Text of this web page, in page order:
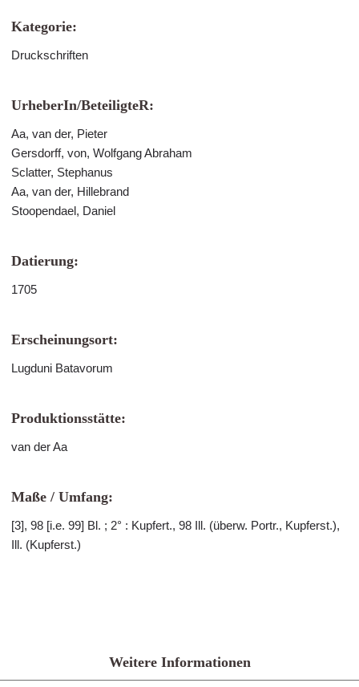
Kategorie:
Druckschriften
UrheberIn/BeteiligteR:
Aa, van der, Pieter
Gersdorff, von, Wolfgang Abraham
Sclatter, Stephanus
Aa, van der, Hillebrand
Stoopendael, Daniel
Datierung:
1705
Erscheinungsort:
Lugduni Batavorum
Produktionsstätte:
van der Aa
Maße / Umfang:
[3], 98 [i.e. 99] Bl. ; 2° : Kupfert., 98 Ill. (überw. Portr., Kupferst.),
Ill. (Kupferst.)
Weitere Informationen